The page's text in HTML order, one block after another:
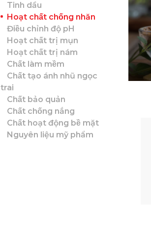
Tinh dầu
Hoạt chất chống nhăn
Điều chỉnh độ pH
Hoạt chất trị mụn
Hoạt chất trị nám
Chất làm mềm
Chất tạo ánh nhũ ngọc
trai
Chất bảo quản
Chất chống nắng
Chất hoạt động bề mặt
Nguyên liệu mỹ phẩm